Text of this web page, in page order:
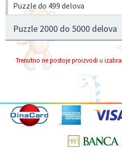
Puzzle do 499 delova
Puzzle 2000 do 5000 delova
Trenutno ne postoje proizvodi u